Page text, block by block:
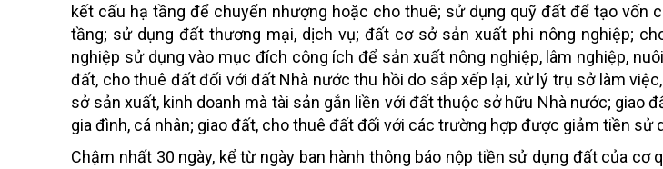
kết cấu hạ tầng để chuyển nhượng hoặc cho thuê; sử dụng quỹ đất để tạo vốn
tầng; sử dụng đất thương mại, dịch vụ; đất cơ sở sản xuất phi nông nghiệp;
nghiệp sử dụng vào mục đích công ích để sản xuất nông nghiệp, lâm nghiệp,
đất, cho thuê đất đối với đất Nhà nước thu hồi do sắp xếp lại, xử lý trụ sở làm
sở sản xuất, kinh doanh mà tài sản gắn liền với đất thuộc sở hữu Nhà nước; giao
gia đình, cá nhân; giao đất, cho thuê đất đối với các trường hợp được giảm tiền sử
Chậm nhất 30 ngày, kể từ ngày ban hành thông báo nộp tiền sử dụng đất của cơ